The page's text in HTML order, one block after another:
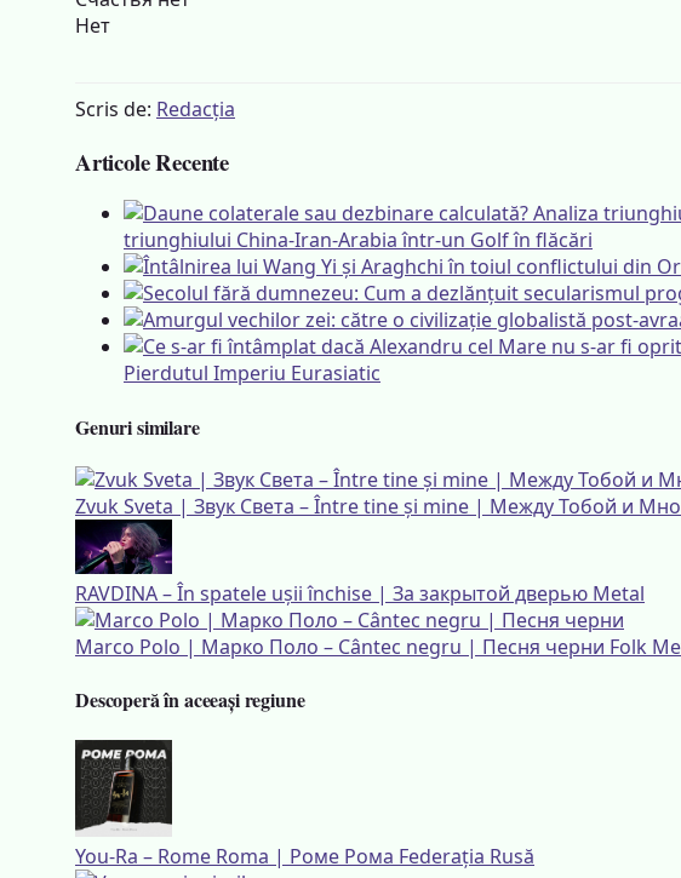
Нет
Scris de: Redacția
Articole Recente
triunghiului China-Iran-Arabia într-un Golf în flăcări
Pierdutul Imperiu Eurasiatic
Genuri similare
Zvuk Sveta | Звук Света – Între tine și mine | Между Тобой и
RAVDINA – În spatele ușii închise | За закрытой дверью Metal
Marco Polo | Марко Поло – Cântec negru | Песня черни Folk
Descoperă în aceeași regiune
You-Ra – Rome Roma | Роме Рома Federația Rusă